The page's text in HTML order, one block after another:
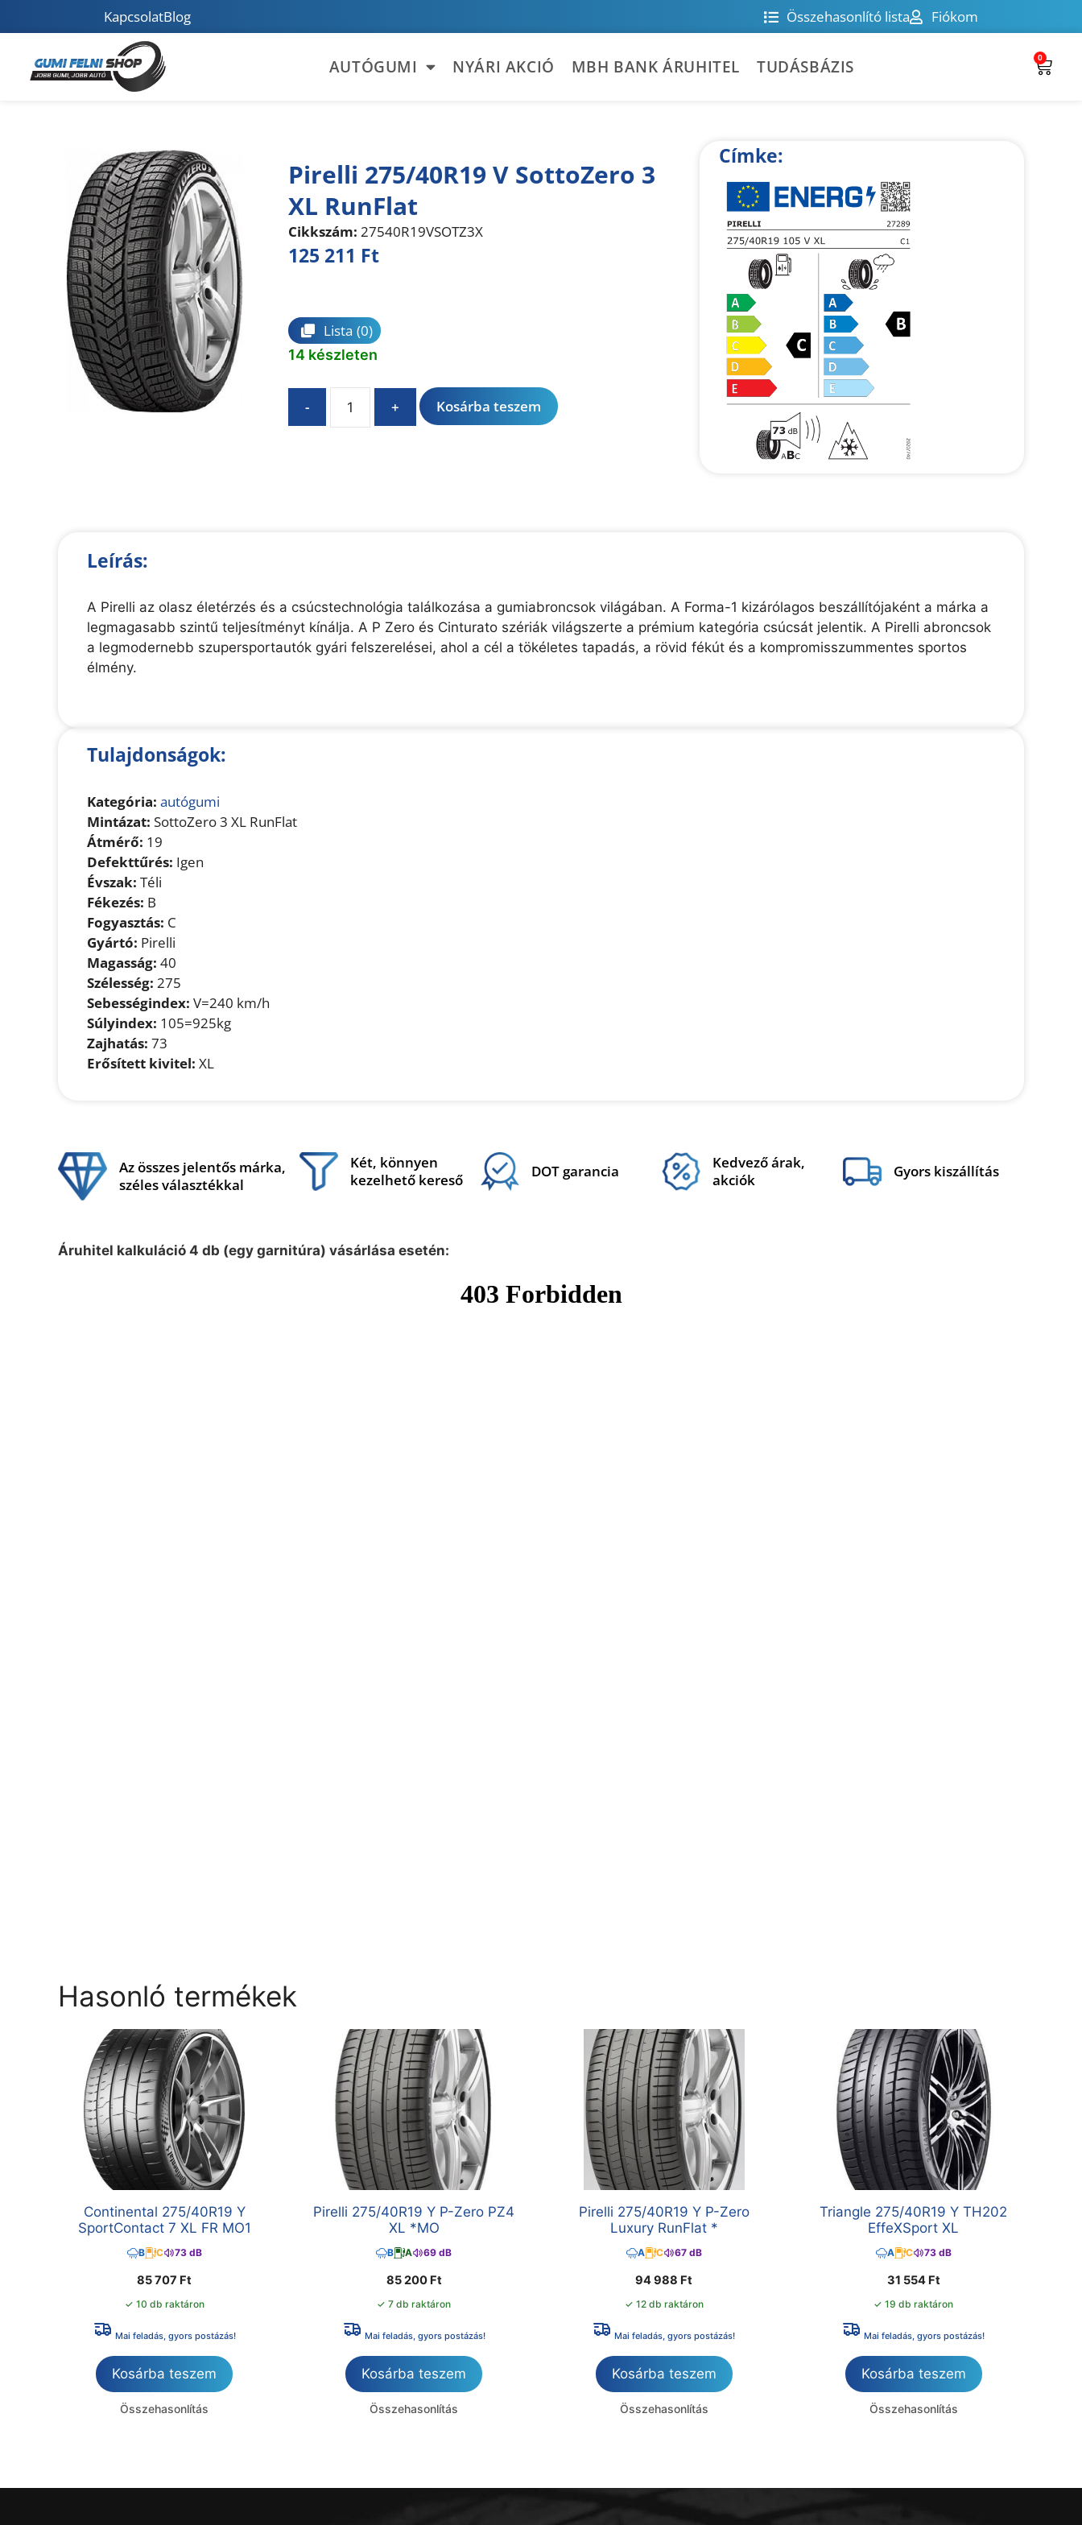
KapcsolatBlog Összehasonlító lista Fiókom
AUTÓGUMI NYÁRI AKCIÓ MBH BANK ÁRUHITEL TUDÁSBÁZIS 0
Pirelli 275/40R19 V SottoZero 3
XL RunFlat
Cikkszám: 27540R19VSOTZ3X
125 211 Ft
Lista (0)
14 készleten
- + Kosárba teszem
:
Címke:
Leírás:
A Pirelli az olasz életérzés és a csúcstechnológia találkozása a gumiabroncsok világában. A Forma-1 kizárólagos beszállítójaként a márka a
legmagasabb szintű teljesítményt kínálja. A P Zero és Cinturato szériák világszerte a prémium kategória csúcsát jelentik. A Pirelli abroncsok
a legmodernebb szupersportautók gyári felszerelései, ahol a cél a tökéletes tapadás, a rövid fékút és a kompromisszummentes sportos
élmény.
Tulajdonságok:
Kategória: autógumi
Mintázat: SottoZero 3 XL RunFlat
Átmérő: 19
Defekttűrés: Igen
Évszak: Téli
Fékezés: B
Fogyasztás: C
Gyártó: Pirelli
Magasság: 40
Szélesség: 275
Sebességindex: V=240 km/h
Súlyindex: 105=925kg
Zajhatás: 73
Erősített kivitel: XL
Az összes jelentős márka,
széles választékkal
Két, könnyen
kezelhető kereső
DOT garancia
Kedvező árak,
akciók
Gyors kiszállítás
Áruhitel kalkuláció 4 db (egy garnitúra) vásárlása esetén:
Hasonló termékek
Continental 275/40R19 Y
SportContact 7 XL FR MO1
B C 73 dB
85 707 Ft
✓ 10 db raktáron
Mai feladás, gyors postázás!
Kosárba teszem
Összehasonlítás
Pirelli 275/40R19 Y P-Zero PZ4
XL *MO
B A 69 dB
85 200 Ft
✓ 7 db raktáron
Mai feladás, gyors postázás!
Kosárba teszem
Összehasonlítás
Pirelli 275/40R19 Y P-Zero
Luxury RunFlat *
A C 67 dB
94 988 Ft
✓ 12 db raktáron
Mai feladás, gyors postázás!
Kosárba teszem
Összehasonlítás
Triangle 275/40R19 Y TH202
EffeXSport XL
A C 73 dB
31 554 Ft
✓ 19 db raktáron
Mai feladás, gyors postázás!
Kosárba teszem
Összehasonlítás